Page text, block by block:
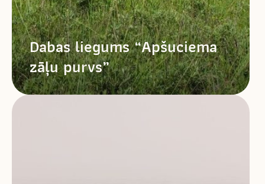
Dabas liegums “Apšuciema
zāļu purvs”